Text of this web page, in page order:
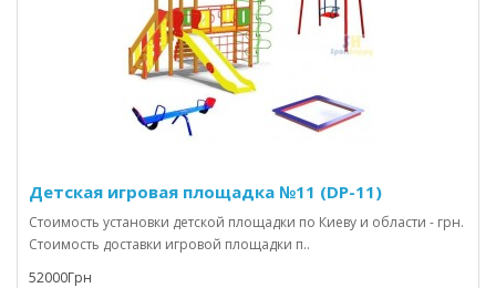
Детская игровая площадка №11 (DP-11)
Стоимость установки детской площадки по Киеву и области - грн.
Стоимость доставки игровой площадки п..
52000Грн